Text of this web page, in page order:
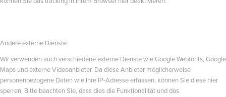
Andere externe Dienste
Wir verwenden auch verschiedene externe Dienste wie Google Webfonts, Google
Maps und externe Videoanbieter. Da diese Anbieter möglicherweise
personenbezogene Daten wie Ihre IP-Adresse erfassen, können Sie diese hier
sperren. Bitte beachten Sie, dass dies die Funktionalität und das